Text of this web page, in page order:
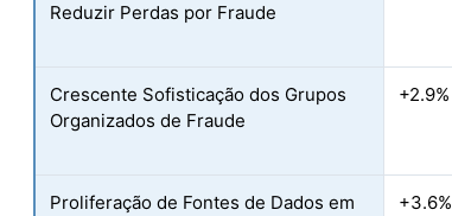
Reduzir Perdas por Fraude
Crescente Sofisticação dos Grupos
Organizados de Fraude
+2.9%
Proliferação de Fontes de Dados em
+3.6%